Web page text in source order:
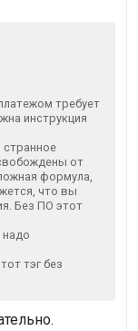
требует
инструкция
странное
от
формула,
что вы
Без ПО этот
надо
тэг без